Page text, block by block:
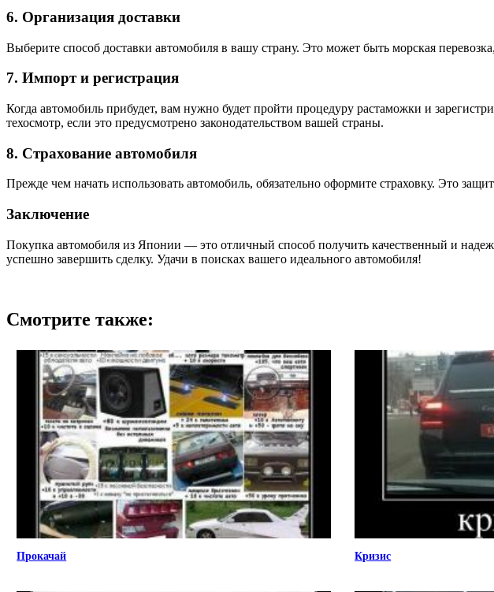
6. Организация доставки
Выберите способ доставки автомобиля в вашу страну. Это может быть морская
7. Импорт и регистрация
Когда автомобиль прибудет, вам нужно будет пройти процедуру растаможки и
техосмотр, если это предусмотрено законодательством вашей страны.
8. Страхование автомобиля
Прежде чем начать использовать автомобиль, обязательно оформите страховку. Это
Заключение
Покупка автомобиля из Японии — это отличный способ получить качественный и
успешно завершить сделку. Удачи в поисках вашего идеального автомобиля!
Смотрите также:
Прокачай Кризис